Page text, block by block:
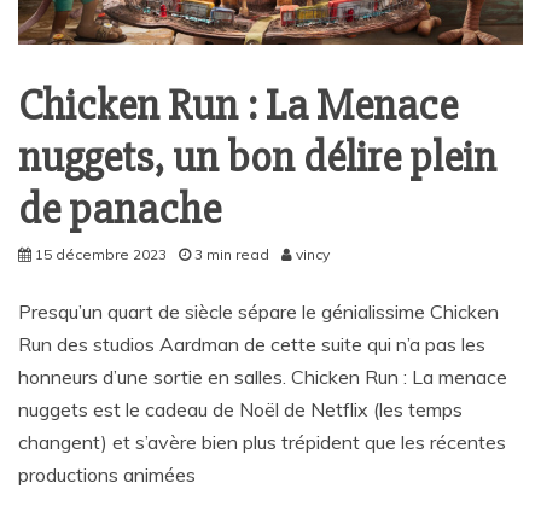
Chicken Run : La Menace
nuggets, un bon délire plein
de panache
15 décembre 2023 3 min read vincy
Presqu’un quart de siècle sépare le génialissime Chicken
Run des studios Aardman de cette suite qui n’a pas les
honneurs d’une sortie en salles. Chicken Run : La menace
nuggets est le cadeau de Noël de Netflix (les temps
changent) et s’avère bien plus trépident que les récentes
productions animées